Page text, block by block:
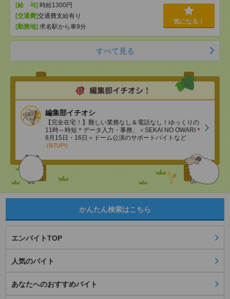
[給 与] 時給1300円
[交通費]交通費支給有り
[勤務地] 求名駅から車9分
気になる！
すべて見る
編集部イチオシ
【完全在宅！】難しい業務なし＆電話なし！ゆっくりの
11時～時短＊データ入力・事務、＜SEKAI NO OWARI＊
8月15日・16日＞ドーム公演のサポートバイトなど
(8/7UP!)
かんたん検索はこちら
エンバイトTOP
人気のバイト
あなたへのおすすめバイト